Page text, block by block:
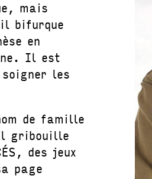
mais
bifurque
en
Il est
les
de famille
gribouille
des jeux
page